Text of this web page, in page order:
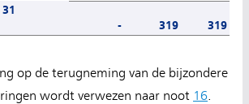
- 319 319
op de terugneming van de bijzondere
wordt verwezen naar noot 16.